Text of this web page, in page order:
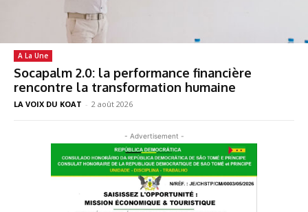
A La Une
Socapalm 2.0: la performance financière
rencontre la transformation humaine
LA VOIX DU KOAT - 2 août 2026
- Advertisement -